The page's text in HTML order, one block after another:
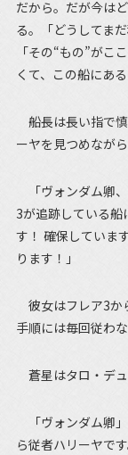
だから。だが今は
る。「どうしてま
「その“もの”がこ
くて、この船にあ
船長は長い指で
ーヤを見つめなが
「ヴォンダム卿
3が追跡している船
す！ 確保していま
ります！」
彼女はフレア3か
手順には毎回従わ
蒼星はタロ・デュ
「ヴォンダム卿
ら従者ハリーヤで